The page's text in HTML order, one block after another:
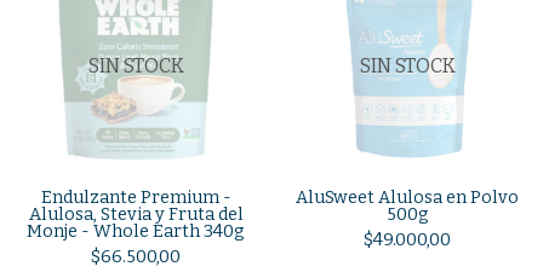
SIN STOCK
Endulzante Premium -
Alulosa, Stevia y Fruta del
Monje - Whole Earth 340g
$66.500,00
SIN STOCK
AluSweet Alulosa en Polvo
500g
$49.000,00